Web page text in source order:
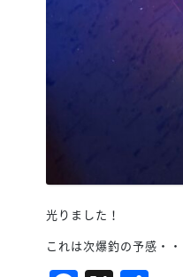
光りました！
これは次爆釣の予感・